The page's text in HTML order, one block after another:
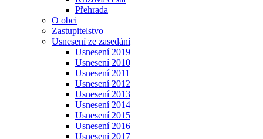
Přehrada
O obci
Zastupitelstvo
Usnesení ze zasedání
Usnesení 2019
Usnesení 2010
Usnesení 2011
Usnesení 2012
Usnesení 2013
Usnesení 2014
Usnesení 2015
Usnesení 2016
Usnesení 2017